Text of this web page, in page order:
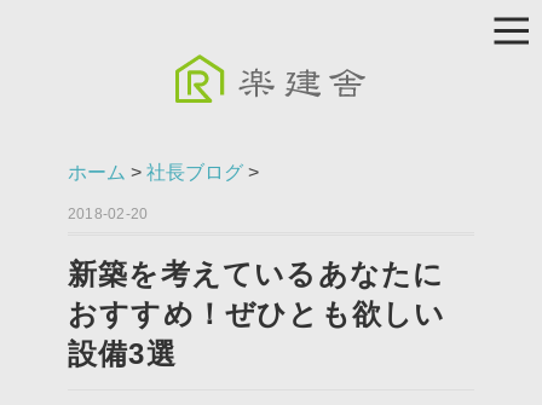
ホーム > 社長ブログ >
2018-02-20
新築を考えているあなたに
おすすめ！ぜひとも欲しい
設備3選